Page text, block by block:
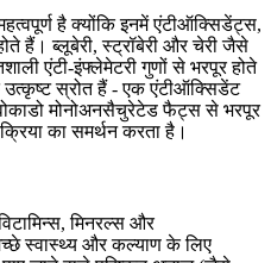
है क्योंकि इनमें एंटीऑक्सिडेंट्स,
हैं। ब्लूबेरी, स्ट्रॉबेरी और चेरी जैसे
एंटी-इंफ्लेमेटरी गुणों से भरपूर होते
स्रोत हैं - एक एंटीऑक्सिडेंट
मोनोअनसैचुरेटेड फैट्स से भरपूर
का समर्थन करता है।
मिनरल्स और
स्वास्थ्य और कल्याण के लिए